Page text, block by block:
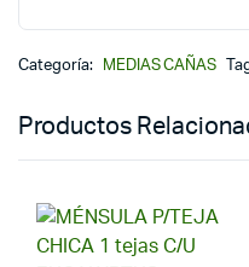
Categoría: MEDIAS CAÑAS
Productos